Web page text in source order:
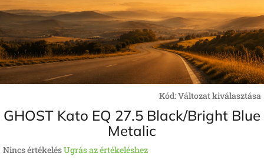
Kód:Változat kiválasztása
GHOST Kato EQ 27.5 Black/Bright Blue
Metalic
A
Nincs értékelésUgrás az értékeléshez